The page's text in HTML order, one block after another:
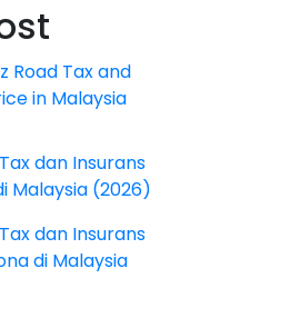
Road Tax and
in Malaysia
dan Insurans
Malaysia (2026)
dan Insurans
di Malaysia